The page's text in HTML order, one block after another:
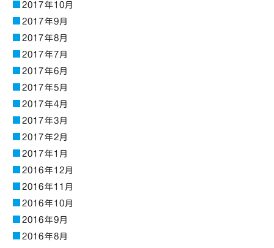
2017年10月
2017年9月
2017年8月
2017年7月
2017年6月
2017年5月
2017年4月
2017年3月
2017年2月
2017年1月
2016年12月
2016年11月
2016年10月
2016年9月
2016年8月